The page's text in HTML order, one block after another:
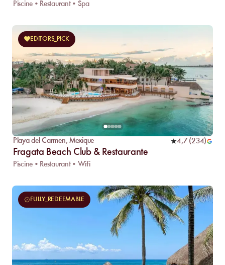
Piscine • Restaurant • Spa
EDITORS_PICK
Playa del Carmen, Mexique 4,7(234)
Fragata Beach Club & Restaurante
Piscine • Restaurant • Wifi
FULLY_REDEEMABLE